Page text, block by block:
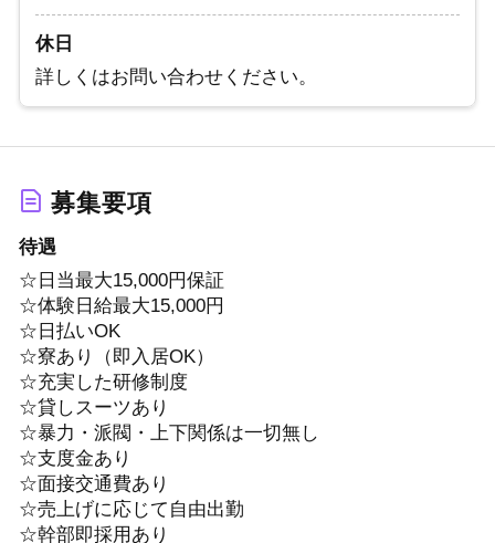
休日
詳しくはお問い合わせください。
募集要項
待遇
☆日当最大15,000円保証
☆体験日給最大15,000円
☆日払いOK
☆寮あり（即入居OK）
☆充実した研修制度
☆貸しスーツあり
☆暴力・派閥・上下関係は一切無し
☆支度金あり
☆面接交通費あり
☆売上げに応じて自由出勤
☆幹部即採用あり